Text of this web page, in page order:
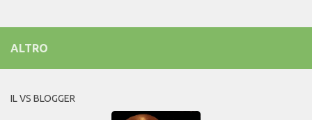
ALTRO
IL VS BLOGGER